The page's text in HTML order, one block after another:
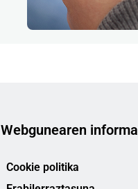
Webgunearen
Cookie politika